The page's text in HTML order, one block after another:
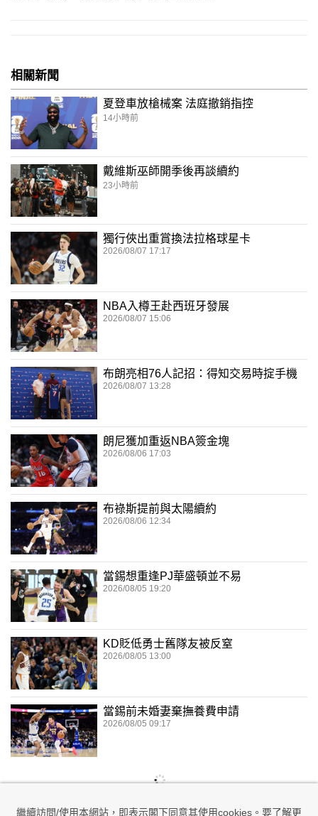
繼續訪問/使用本網站，即表示閣下同意其使用cookies。要了解更
相關新聞
夏登車放槍械案 法庭撤銷指控
14小時前
戴維斯巫師開季後再談續約
23小時前
獨行俠出重賞換法拉格球星卡
2026/08/07 17:17
NBA入樽王赴西班牙發展
2026/08/07 15:06
布朗亮相76人記招：得知交易時掟手機
2026/08/07 13:28
朗尼獲加重返NBA簽金塊
2026/08/06 17:03
布祿斯提前與太陽續約
2026/08/06 12:34
當錫想重逢PJ華盛頓並不易
2026/08/05 19:20
KD貶低勇士舊隊友被反窒
2026/08/05 13:00
當錫前未婚妻棄撫養費申請
2026/08/05 09:17